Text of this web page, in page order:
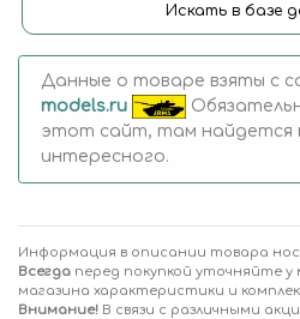
Искать в базе
Данные о товаре взяты с
models.ru
этот сайт, там найдется
интересного.
Информация в описании товара
Всегда перед покупкой уточняйте
магазина характеристики и
Внимание! В связи с различными